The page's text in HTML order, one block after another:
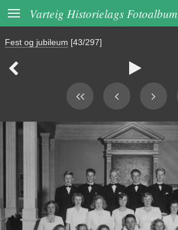
 Varteig Historielags Fotoalbum
Fest og jubileum [43/297]
 